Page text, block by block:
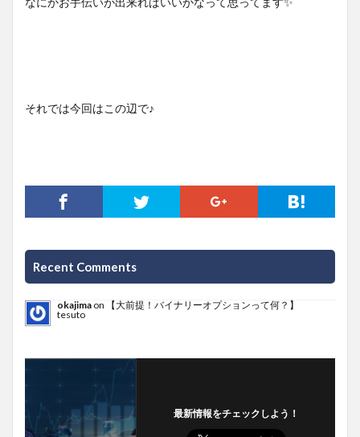
それでは今回はこの辺で♪
Recent Comments
okajima on
【大前提！バイナリーオプションって何？】
tesuto
最新情報をチェックしよう！